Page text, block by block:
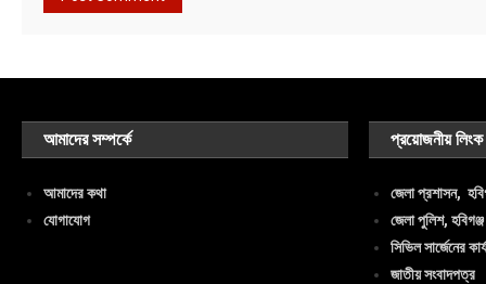
আমাদের সম্পর্কে
আমাদের কথা
যোগাযোগ
প্রয়োজনীয় লিংক
জেলা প্রশাসন,
জেলা পুলিশ, হবিগঞ্জ
সিভিল সার্জেনের
জাতীয় সংবাদপত্র